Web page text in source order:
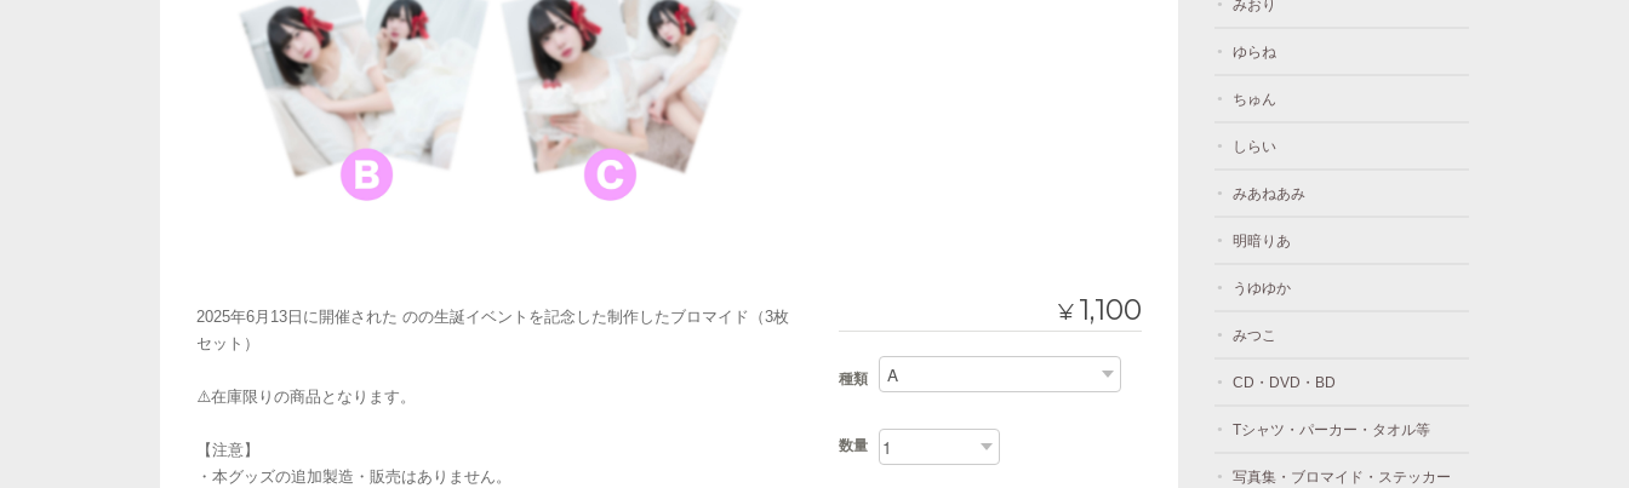
2025年6月13日に開催された のの生誕イベントを記念した制作したブロマイド（3枚
セット）
⚠️在庫限りの商品となります。
【注意】
・本グッズの追加製造・販売はありません。
¥ 1,100
種類
数量
みおり
ゆらね
ちゅん
しらい
みあねあみ
明暗りあ
うゆゆか
みつこ
CD・DVD・BD
Tシャツ・パーカー・タオル等
写真集・ブロマイド・ステッカー